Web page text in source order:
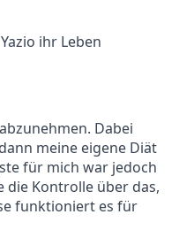
ihr Leben
Dabei
meine eigene Diät
für mich war jedoch
die Kontrolle über das,
funktioniert es für